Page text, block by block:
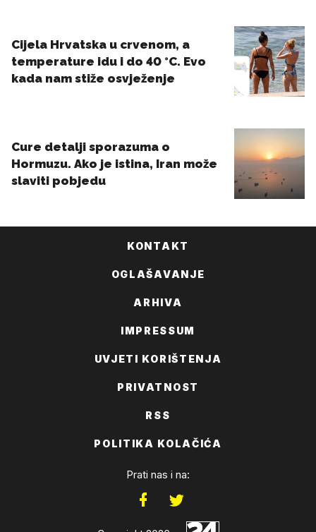
KONTAKT
OGLAŠAVANJE
ARHIVA
IMPRESSUM
UVJETI KORIŠTENJA
PRIVATNOST
RSS
POLITIKA KOLAČIĆA
Prati nas i na: